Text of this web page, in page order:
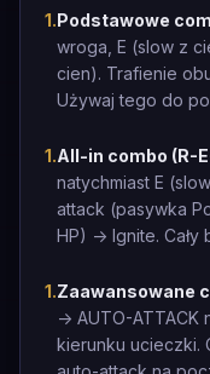
1.Podstawowe
wroga, E (slow z
cien). Trafienie
Używaj tego do
1.All-in combo (R-
natychmiast E
attack (pasywka
HP) -> Ignite. Cały
1.Zaawansowane
-> AUTO-ATTACK
kierunku ucieczki.